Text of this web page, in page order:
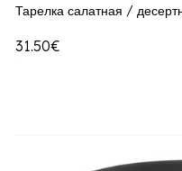
Тарелка салатная /
31.50€